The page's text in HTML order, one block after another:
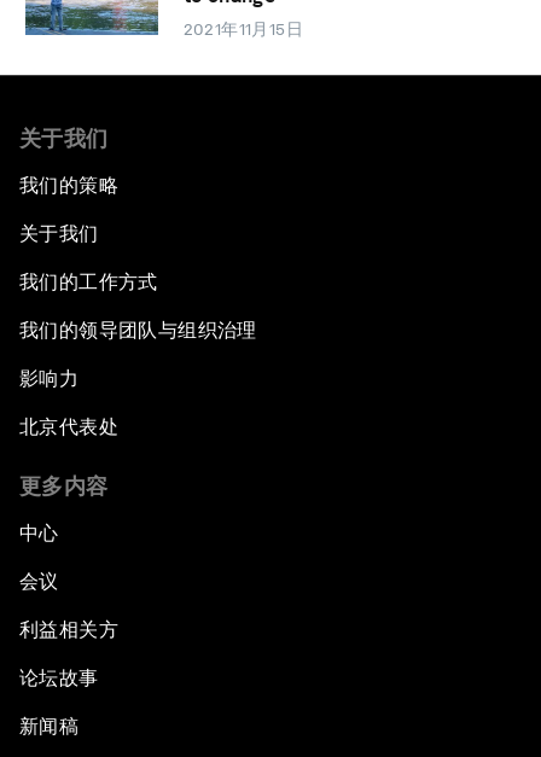
2021年11月15日
关于我们
我们的策略
关于我们
我们的工作方式
我们的领导团队与组织治理
影响力
北京代表处
更多内容
中心
会议
利益相关方
论坛故事
新闻稿